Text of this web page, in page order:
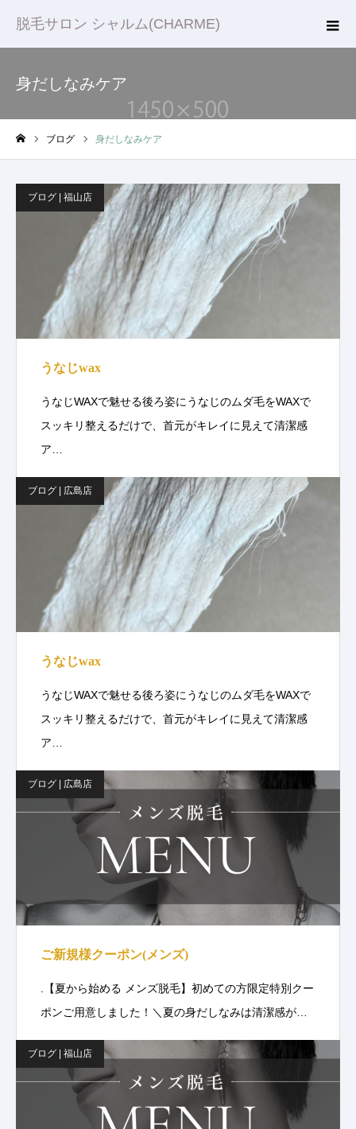
脱毛サロン シャルム(CHARME)
身だしなみケア
ブログ 身だしなみケア
ブログ | 福山店
うなじwax
うなじWAXで魅せる後ろ姿にうなじのムダ毛をWAXで
スッキリ整えるだけで、首元がキレイに見えて清潔感
ア…
ブログ | 広島店
うなじwax
うなじWAXで魅せる後ろ姿にうなじのムダ毛をWAXで
スッキリ整えるだけで、首元がキレイに見えて清潔感
ア…
ブログ | 広島店
ご新規様クーポン(メンズ)
.【夏から始める メンズ脱毛】初めての方限定特別クー
ポンご用意しました！＼夏の身だしなみは清潔感が…
ブログ | 福山店